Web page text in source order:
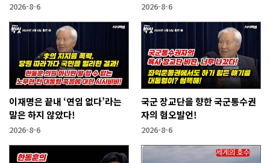
2026-8-6 2026-8-6
이재명은 끝내 ‘연임 없다’라는
말은 하지 않았다!
2026-8-6
국군 장교단을 향한 국군통수권
자의 혐오발언!
2026-8-6